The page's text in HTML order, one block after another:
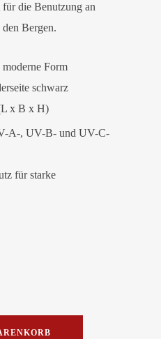
die Benutzung an
Bergen.
Form
schwarz
x B x H)
A-, UV-B- und UV-C-
für starke